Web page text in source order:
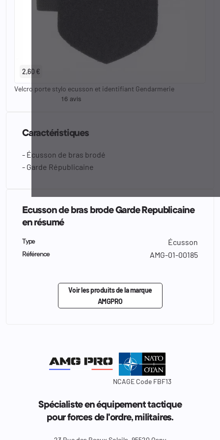
2,60 €
Velcro porte stylo ecusson et identifiant Gendarmerie
Caractéristiques
- Écusson de bras brodé
- Garde Républicaine
Ecusson de bras brode Garde Republicaine
en résumé
Type Écusson
Référence AMG-01-00185
Voir les produits de la marque
AMGPRO
NCAGE Code FBF13
Spécialiste en équipement tactique
pour forces de l'ordre, militaires.